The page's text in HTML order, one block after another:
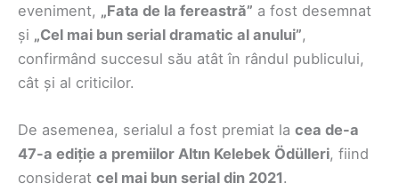
eveniment, „Fata de la fereastră” a fost desemnat
și „Cel mai bun serial dramatic al anului”,
confirmând succesul său atât în rândul publicului,
cât și al criticilor.
De asemenea, serialul a fost premiat la cea de-a
47-a ediție a premiilor Altın Kelebek Ödülleri, fiind
considerat cel mai bun serial din 2021.